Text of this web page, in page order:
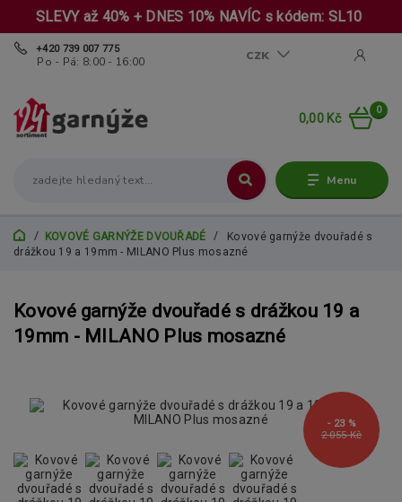
SLEVY až 40% + DNES 10% NAVÍC s kódem: SL10
Menu
CZK
+420 739 007 775
Po - Pá: 8:00 - 16:00
0
0,00 Kč
KOVOVÉ GARNÝŽE DVOUŘADÉ
Kovové garnýže dvouřadé s
drážkou 19 a 19mm - MILANO Plus mosazné
Kovové garnýže dvouřadé s drážkou 19 a
19mm - MILANO Plus mosazné
2 055 Kč
- 23 %